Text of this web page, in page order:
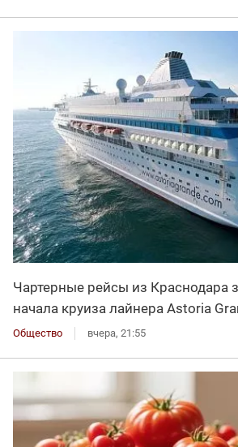
Чартерные рейсы из Краснодара
начала круиза лайнера Astoria
Общество вчера, 21:55